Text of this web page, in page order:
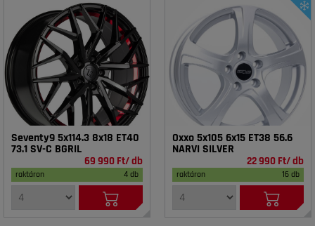
Seventy9 5x114.3 8x18 ET40
73.1 SV-C BGRIL
69 990 Ft/ db
raktáron 4 db
Oxxo 5x105 6x15 ET38 56.6
NARVI SILVER
22 990 Ft/ db
raktáron 16 db